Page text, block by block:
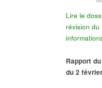
Lire le
révision du
Rapport
du 2